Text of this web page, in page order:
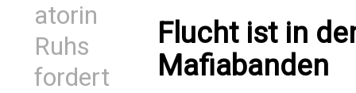
atorin
Ruhs
fordert
Flucht ist in
Mafiabanden